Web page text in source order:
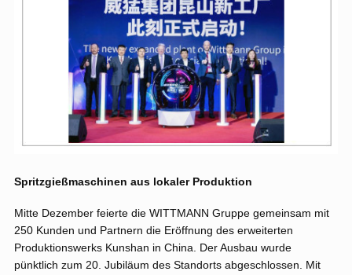
Spritzgießmaschinen aus lokaler Produktion
Mitte Dezember feierte die WITTMANN Gruppe gemeinsam mit
250 Kunden und Partnern die Eröffnung des erweiterten
Produktionswerks Kunshan in China. Der Ausbau wurde
pünktlich zum 20. Jubiläum des Standorts abgeschlossen. Mit